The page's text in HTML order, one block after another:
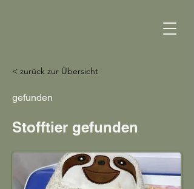
gefunden
Stofftier gefunden
< zurück zur Übersicht